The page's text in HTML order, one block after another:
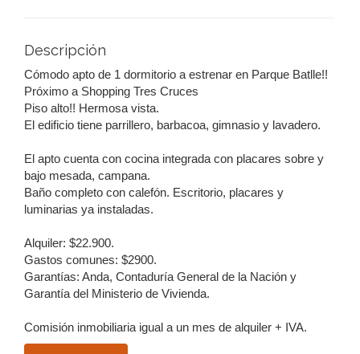
Descripción
Cómodo apto de 1 dormitorio a estrenar en Parque Batlle!!
Próximo a Shopping Tres Cruces
Piso alto!! Hermosa vista.
El edificio tiene parrillero, barbacoa, gimnasio y lavadero.
El apto cuenta con cocina integrada con placares sobre y
bajo mesada, campana.
Baño completo con calefón. Escritorio, placares y
luminarias ya instaladas.
Alquiler: $22.900.
Gastos comunes: $2900.
Garantías: Anda, Contaduría General de la Nación y
Garantía del Ministerio de Vivienda.
Comisión inmobiliaria igual a un mes de alquiler + IVA.